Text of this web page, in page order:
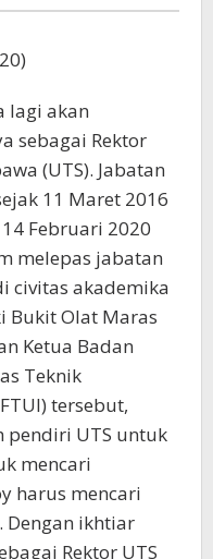
lagi akan
sebagai Rektor
(UTS). Jabatan
11 Maret 2016
Februari 2020
melepas jabatan
civitas akademika
Bukit Olat Maras
Ketua Badan
Teknik
tersebut,
pendiri UTS untuk
mencari
harus mencari
ikhtiar
Rektor UTS